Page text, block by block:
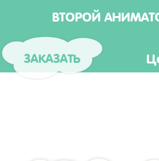
ВТОРОЙ
ЗАКАЗАТЬ